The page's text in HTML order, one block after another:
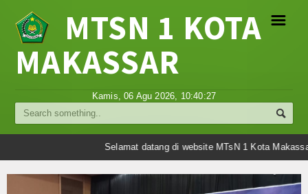
Struktur Organisasi
Visi Misi Madrasah
☰
MTSN 1 KOTA
MAKASSAR
Kamis, 06 Agu 2026, 10:40:27
Selamat datang di website MTsN 1 Kota